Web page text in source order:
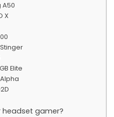
A50
X
Elite
gamer?